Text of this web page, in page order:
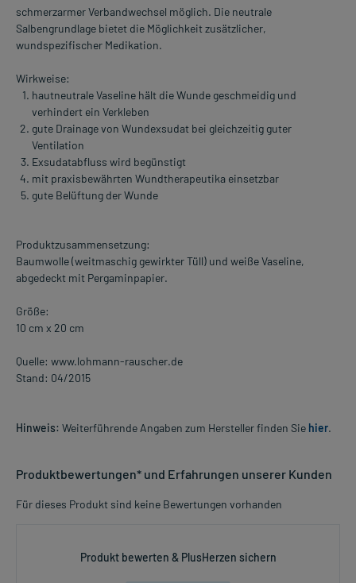
schmerzarmer Verbandwechsel möglich. Die neutrale
Salbengrundlage bietet die Möglichkeit zusätzlicher,
wundspezifischer Medikation.
Wirkweise:
hautneutrale Vaseline hält die Wunde geschmeidig und
verhindert ein Verkleben
gute Drainage von Wundexsudat bei gleichzeitig guter
Ventilation
Exsudatabfluss wird begünstigt
mit praxisbewährten Wundtherapeutika einsetzbar
gute Belüftung der Wunde
Produktzusammensetzung:
Baumwolle (weitmaschig gewirkter Tüll) und weiße Vaseline,
abgedeckt mit Pergaminpapier.
Größe:
10 cm x 20 cm
Quelle: www.lohmann-rauscher.de
Stand: 04/2015
Hinweis: Weiterführende Angaben zum Hersteller finden Sie hier.
Produktbewertungen* und Erfahrungen unserer Kunden
Für dieses Produkt sind keine Bewertungen vorhanden
Produkt bewerten & PlusHerzen sichern